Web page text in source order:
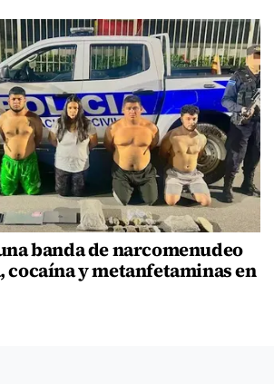
banda de narcomenudeo
cocaína y metanfetaminas en